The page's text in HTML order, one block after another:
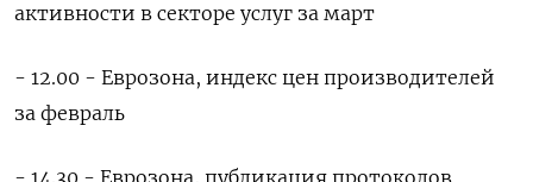
активности в секторе услуг за март
- 12.00 - Еврозона, индекс цен производителей
за февраль
- 14.30 - Еврозона, публикация протоколов